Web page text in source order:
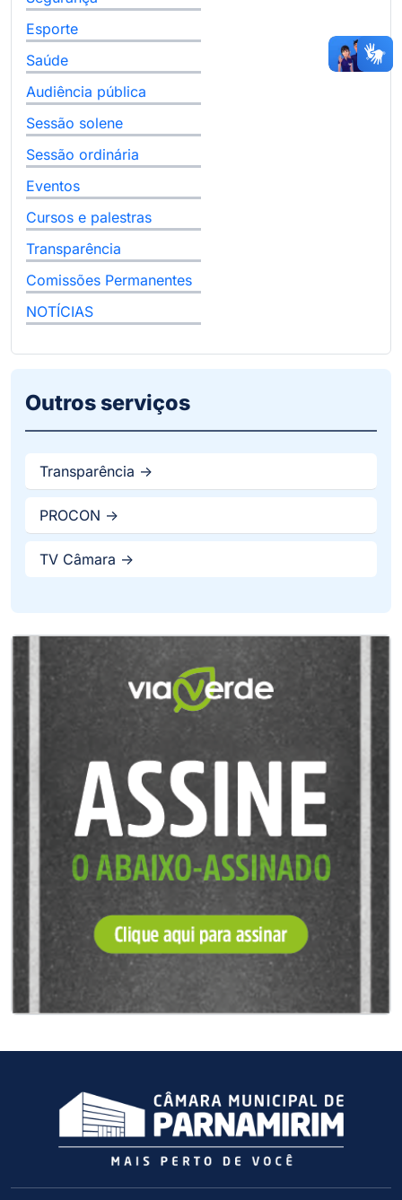
Esporte
Saúde
Audiência pública
Sessão solene
Sessão ordinária
Eventos
Cursos e palestras
Transparência
Comissões Permanentes
NOTÍCIAS
Outros serviços
Transparência ->
PROCON ->
TV Câmara ->